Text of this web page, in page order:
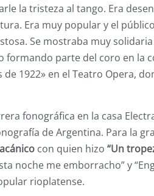
la tristeza al tango. Era
Era muy popular y el
Se mostraba muy
formando parte del coro en la
1922» en el Teatro Opera,
fonográfica en la casa
de Argentina. Para la
con quien hizo “Un
noche me emborracho” y
rioplatense.